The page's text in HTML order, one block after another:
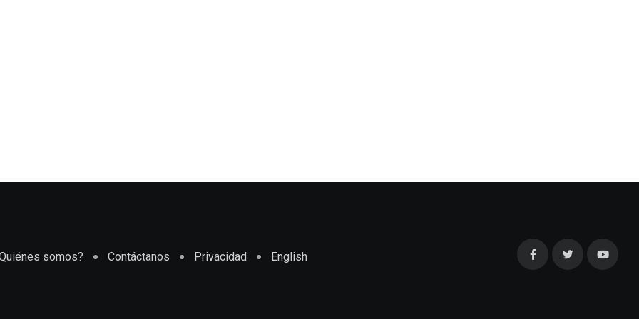
somos? Contáctanos Privacidad English